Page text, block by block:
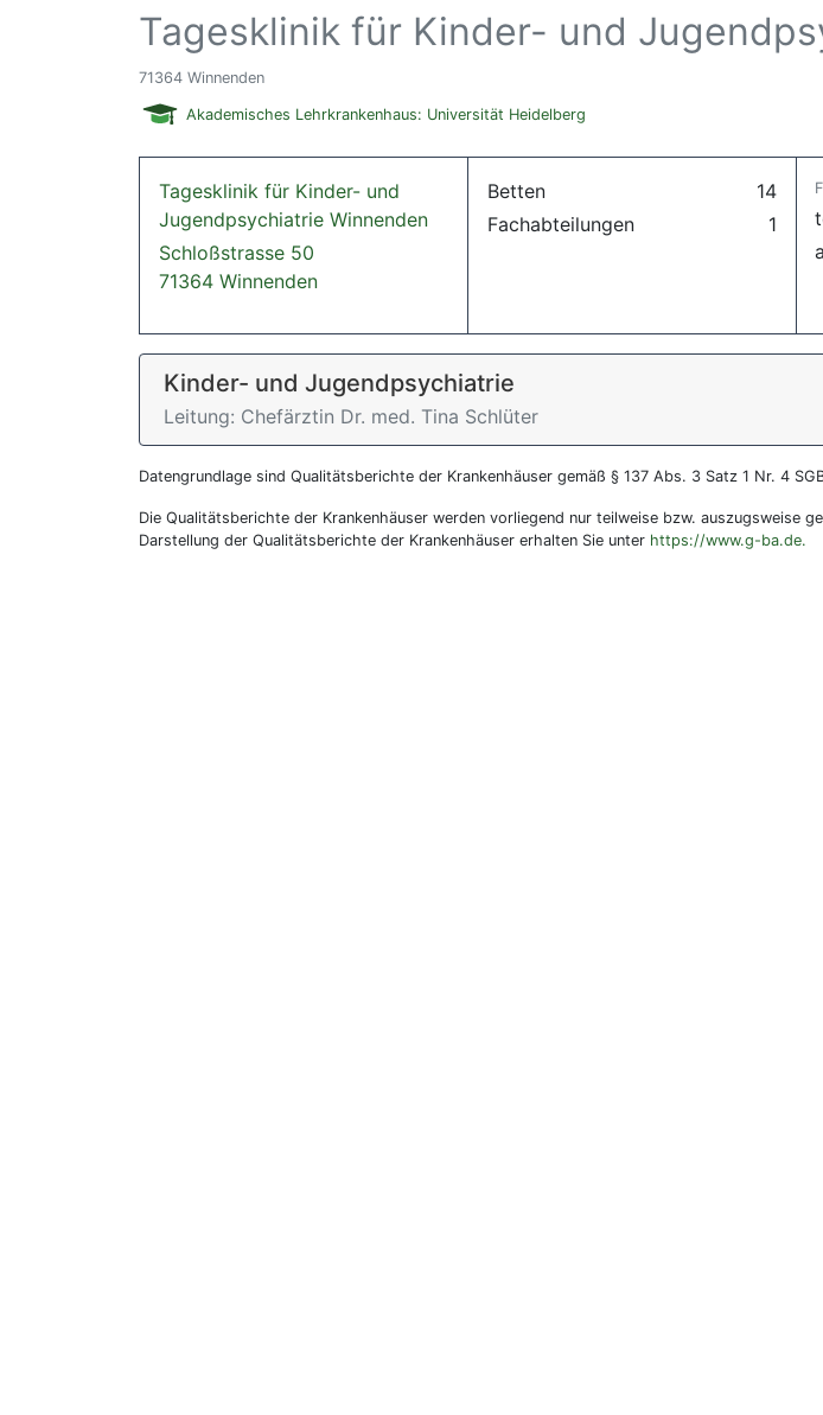
Tagesklinik für Kinder- und
71364 Winnenden
Akademisches Lehrkrankenhaus: Universität Heidelberg
Tagesklinik für Kinder- und
Jugendpsychiatrie Winnenden
Schloßstrasse 50
71364 Winnenden
Betten
14
Fachabteilungen
1
Kinder- und Jugendpsychiatrie
Leitung: Chefärztin Dr. med. Tina Schlüter
Datengrundlage sind Qualitätsberichte der Krankenhäuser gemäß § 137 Abs. 3 Satz 1 Nr. 4
Die Qualitätsberichte der Krankenhäuser werden vorliegend nur teilweise bzw. auszugsweise
Darstellung der Qualitätsberichte der Krankenhäuser erhalten Sie unter https://www.g-ba.de.